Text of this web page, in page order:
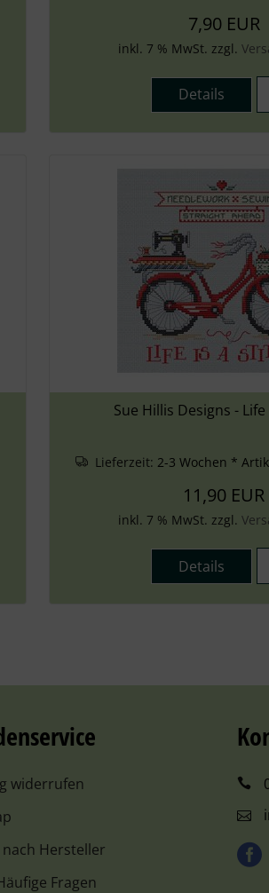
7,90 EUR
inkl. 7 % MwSt. zzgl.
Details
Sue Hillis Designs -
Lieferzeit: 2-3 Wochen *
11,90 EUR
inkl. 7 % MwSt. zzgl.
Details
widerrufen
Hersteller
Fragen